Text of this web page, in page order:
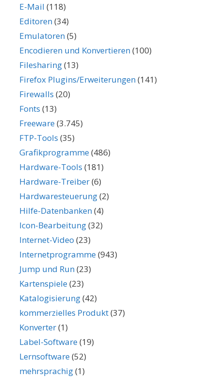
E-Mail (118)
Editoren(34)
Emulatoren(5)
Encodieren und Konvertieren(100)
Filesharing(13)
Firefox Plugins/Erweiterungen(141)
Firewalls (20)
Fonts (13)
Freeware(3.745)
FTP-Tools (35)
Grafikprogramme(486)
Hardware-Tools (181)
Hardware-Treiber(6)
Hardwaresteuerung(2)
Hilfe-Datenbanken(4)
Icon-Bearbeitung(32)
Internet-Video (23)
Internetprogramme(943)
Jump und Run(23)
Kartenspiele(23)
Katalogisierung(42)
kommerzielles Produkt(37)
Konverter(1)
Label-Software(19)
Lernsoftware(52)
mehrsprachig(1)